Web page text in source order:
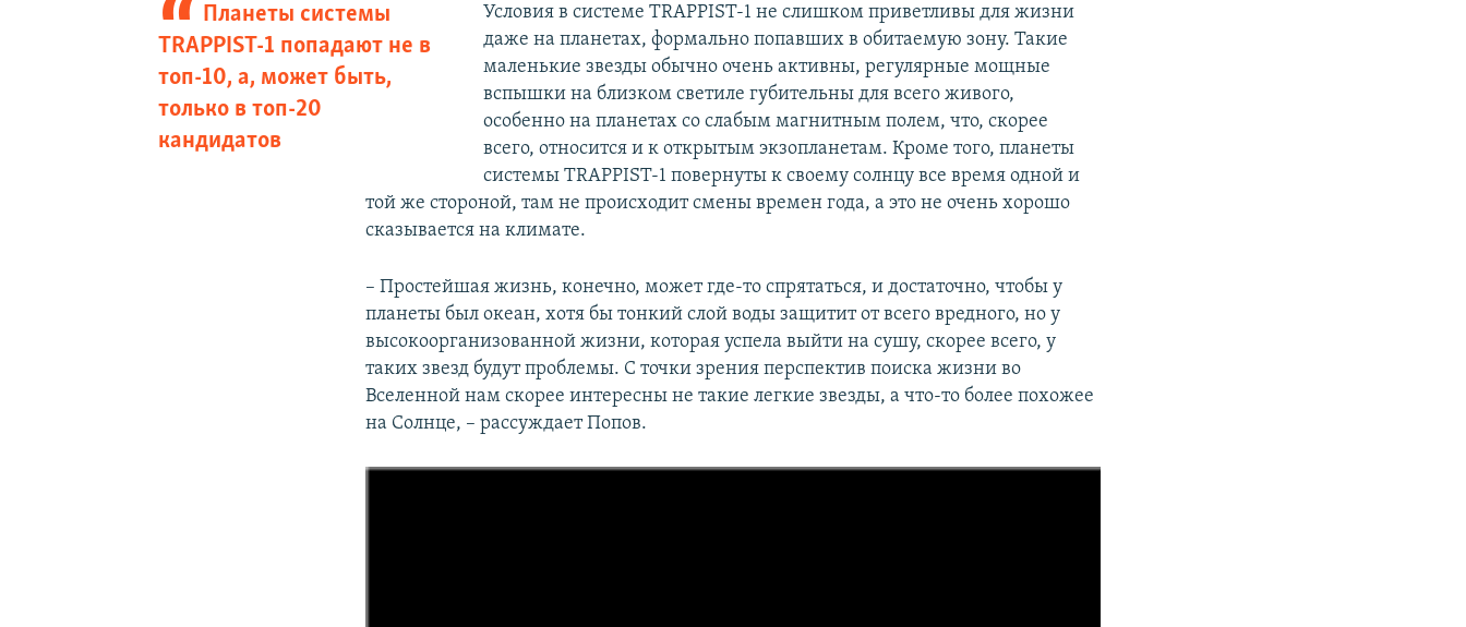
Планеты системы
TRAPPIST-1 попадают не в
топ-10, а, может быть,
только в топ-20
кандидатов
Условия в системе TRAPPIST-1 не слишком приветливы для жизни
даже на планетах, формально попавших в обитаемую зону. Такие
маленькие звезды обычно очень активны, регулярные мощные
вспышки на близком светиле губительны для всего живого,
особенно на планетах со слабым магнитным полем, что, скорее
всего, относится и к открытым экзопланетам. Кроме того, планеты
системы TRAPPIST-1 повернуты к своему солнцу все время одной и
той же стороной, там не происходит смены времен года, а это не очень хорошо
сказывается на климате.
– Простейшая жизнь, конечно, может где-то спрятаться, и достаточно, чтобы у
планеты был океан, хотя бы тонкий слой воды защитит от всего вредного, но у
высокоорганизованной жизни, которая успела выйти на сушу, скорее всего, у
таких звезд будут проблемы. С точки зрения перспектив поиска жизни во
Вселенной нам скорее интересны не такие легкие звезды, а что-то более похожее
на Солнце, – рассуждает Попов.